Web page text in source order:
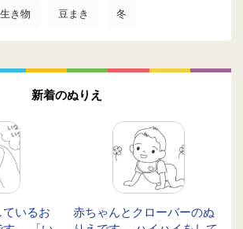
き物 豆まき 冬
新着のぬりえ
いるお
赤ちゃんとクローバーのぬ